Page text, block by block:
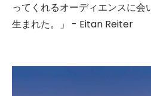
ってくれるオーディエンスに会
生まれた。」 - Eitan Reiter